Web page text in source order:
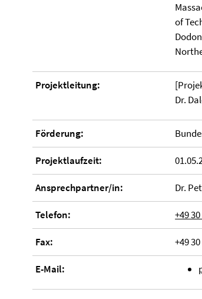
of
Projektleitung:
Dr.
Förderung:
Projektlaufzeit:
Ansprechpartner/in: Dr.
Telefon: +49
Fax: +49
E-Mail: